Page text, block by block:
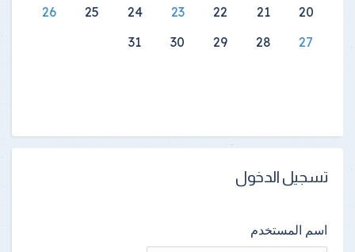
20
21
22
23
24
25
26
27
28
29
30
31
تسجيل الدخول
اسم المستخدم